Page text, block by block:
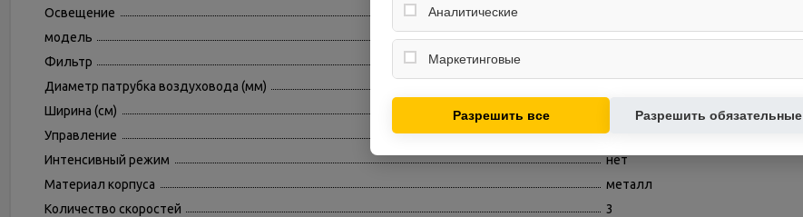
Освещение
модель
SYP-3002 60 BK
Фильтр
Диаметр патрубка воздуховода (мм)
Ширина (см)
Управление
механическое
Интенсивный режим
нет
Материал корпуса
металл
Количество скоростей
3
вход в личный кабинет. Без них основные функции могут быть
Аналитические
Собирают обезличенную информацию о посещениях и использовании
сайта (например, счётчики аналитики), помогают улучшать интерфейс и
Маркетинговые
Разрешить все Разрешить обязательные